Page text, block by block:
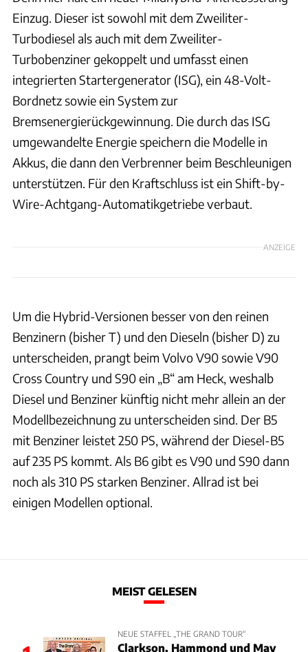
Einzug. Dieser ist sowohl mit dem Zweiliter-
Turbodiesel als auch mit dem Zweiliter-
Turbobenziner gekoppelt und umfasst einen
integrierten Startergenerator (ISG), ein 48-Volt-
Bordnetz sowie ein System zur
Bremsenergierückgewinnung. Die durch das ISG
umgewandelte Energie speichern die Modelle in
Akkus, die dann den Verbrenner beim Beschleunigen
unterstützen. Für den Kraftschluss ist ein Shift-by-
Wire-Achtgang-Automatikgetriebe verbaut.
ANZEIGE
Um die Hybrid-Versionen besser von den reinen
Benzinern (bisher T) und den Dieseln (bisher D) zu
unterscheiden, prangt beim Volvo V90 sowie V90
Cross Country und S90 ein „B“ am Heck, weshalb
Diesel und Benziner künftig nicht mehr allein an der
Modellbezeichnung zu unterscheiden sind. Der B5
mit Benziner leistet 250 PS, während der Diesel-B5
auf 235 PS kommt. Als B6 gibt es V90 und S90 dann
noch als 310 PS starken Benziner. Allrad ist bei
einigen Modellen optional.
MEIST GELESEN
NEUE STAFFEL „THE GRAND TOUR“
Clarkson, Hammond und May